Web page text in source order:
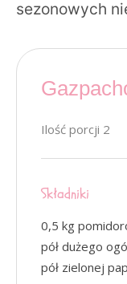
sezonowych
Ilość porcji 2
Składniki
0,5 kg
pół dużego
pół zielonej